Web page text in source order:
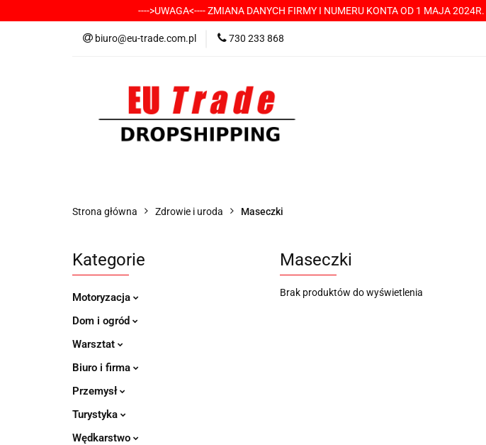
---->UWAGA<---- ZMIANA DANYCH FIRMY I NUMERU KONTA OD 1 MAJA
biuro@eu-trade.com.pl 730 233 868
KATEGORIE -----> CHCESZ Z NAMI
Strona główna Zdrowie i uroda Maseczki
Kategorie
Motoryzacja
Dom i ogród
Warsztat
Biuro i firma
Przemysł
Turystyka
Wędkarstwo
Maseczki
Brak produktów do wyświetlenia